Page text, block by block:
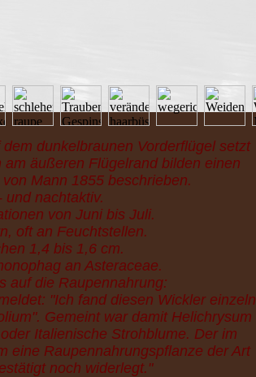
dunkelbraunen Vorderflügel setzt
äußeren Flügelrand bilden einen
Mann 1855 beschrieben.
und nachtaktiv.
von Juni bis Juli.
oft an Feuchtstellen.
1,4 bis 1,6 cm.
an Asteraceae.
auf die Raupennahrung:
"Ich fand diesen Wickler einzeln
Gemeint war damit Helichrysum
Italienische Strohblume. Der im
eine Raupennahrungspflanze der Art
noch widerlegt."